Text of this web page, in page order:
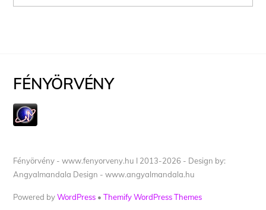
FÉNYÖRVÉNY
Fényörvény - www.fenyorveny.hu I 2013-2026 - Design by:
Angyalmandala Design - www.angyalmandala.hu
Powered byWordPress •Themify WordPress Themes